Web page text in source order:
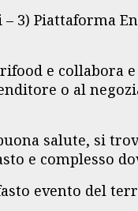
Piattaforma
e
o al
salute, si
e complesso
evento del